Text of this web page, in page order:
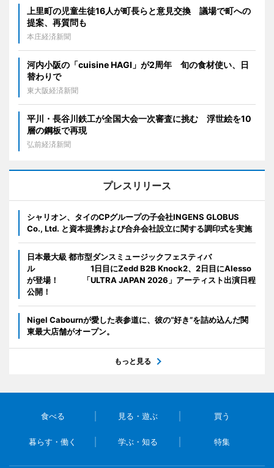
上里町の児童生徒16人が町長らと意見交換 議場で町への
提案、再質問も
本庄経済新聞
河内小阪の「cuisine HAGI」が2周年 旬の食材使い、日
替わりで
東大阪経済新聞
平川・長谷川鉄工が全国大会一次審査に挑む 浮世絵を10
層の鋼板で再現
弘前経済新聞
プレスリリース
シャリオン、タイのCPグループの子会社INGENS GLOBUS
Co., Ltd. と資本提携および合弁会社設立に関する調印式を実施
日本最大級 都市型ダンスミュージックフェスティバ
ル 1日目にZedd B2B Knock2、2日目にAlesso
が登場！ 「ULTRA JAPAN 2026」アーティスト出演日程
公開！
Nigel Cabournが愛した表参道に、彼の“好き”を詰め込んだ関
東最大店舗がオープン。
もっと見る
食べる 見る・遊ぶ 買う
暮らす・働く 学ぶ・知る 特集